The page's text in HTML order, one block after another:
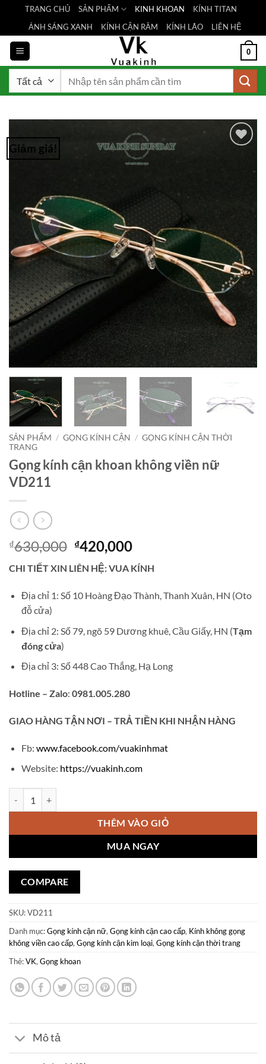
nội
dung
TRANG CHỦ SẢN PHẨM KINH KHOAN
KÍNH TITAN
ÁNH SÁNG XANH
KÍNH CẬN RÂM KÍNH LÃO LIÊN HỆ
0
Giảm giá!
SẢN PHẨM / GỌNG KÍNH CẬN / GỌNG KÍNH CẬN THỜI
TRANG
Gọng kính cận khoan không viền nữ
VD211
₫630,000 Giá
gốc
là:
₫630,000.
₫420,000Giá
hiện
tại
là:
₫420,000.
CHI TIẾT XIN LIÊN HỆ: VUA KÍNH
Địa chỉ 1: Số 10 Hoàng Đạo Thành, Thanh Xuân, HN (Oto
đỗ cửa)
Địa chỉ 2: Số 79, ngõ 59 Dương khuê, Cầu Giấy, HN (Tạm
đóng cửa)
Địa chỉ 3: Số 448 Cao Thắng, Hạ Long
Hotline – Zalo: 0981.005.280
GIAO HÀNG TẬN NƠI – TRẢ TIỀN KHI NHẬN HÀNG
Fb: www.facebook.com/vuakinhmat
Website: https://vuakinh.com
THÊM VÀO GIỎ
MUA NGAY
COMPARE
SKU:VD211
Danh mục:Gọng kính cận nữ, Gọng kính cận cao cấp, Kính không gọng
không viền cao cấp, Gọng kính cận kim loại, Gọng kính cận thời trang
Thẻ:VK, Gọng khoan
Mô tả